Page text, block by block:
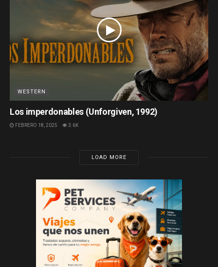
WESTERN
Los imperdonables (Unforgiven, 1992)
FEBRERO 18, 2025 3.6K
LOAD MORE